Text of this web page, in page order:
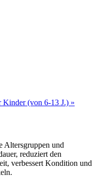
Kinder (von 6-13 J.) »
Altersgruppen und
reduziert den
verbessert Kondition und